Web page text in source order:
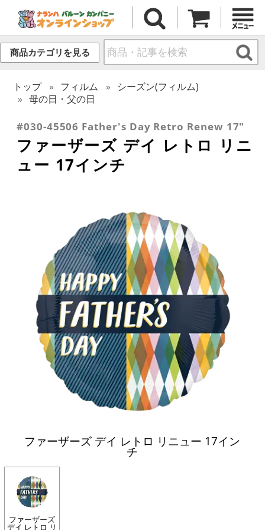
商品カテゴリを見る
トップ フィルム
シーズン(フィルム)
母の日・父の日
#030-45506 Father's Day Retro Renew 17"
ファーザーズ デイ レトロ リニ
ュー 17インチ
ファーザーズ デイ レトロ リニュー 17イン
チ
ファーザーズ
デイ レトロ リ